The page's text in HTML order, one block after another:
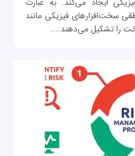
سخت‌افزارهای فیزیکی مانند
را تشکیل می‌دهند....